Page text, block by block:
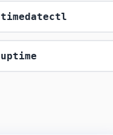
timedatectl
uptime